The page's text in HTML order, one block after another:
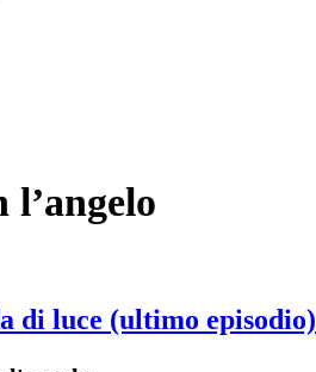
l’angelo
di luce (ultimo episodio)